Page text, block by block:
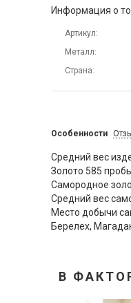
Информация о
Артикул
Металл
Страна
Особенности
Средний вес
Золото 585
Самородное
Средний вес
Место добычи
Берелех,
В